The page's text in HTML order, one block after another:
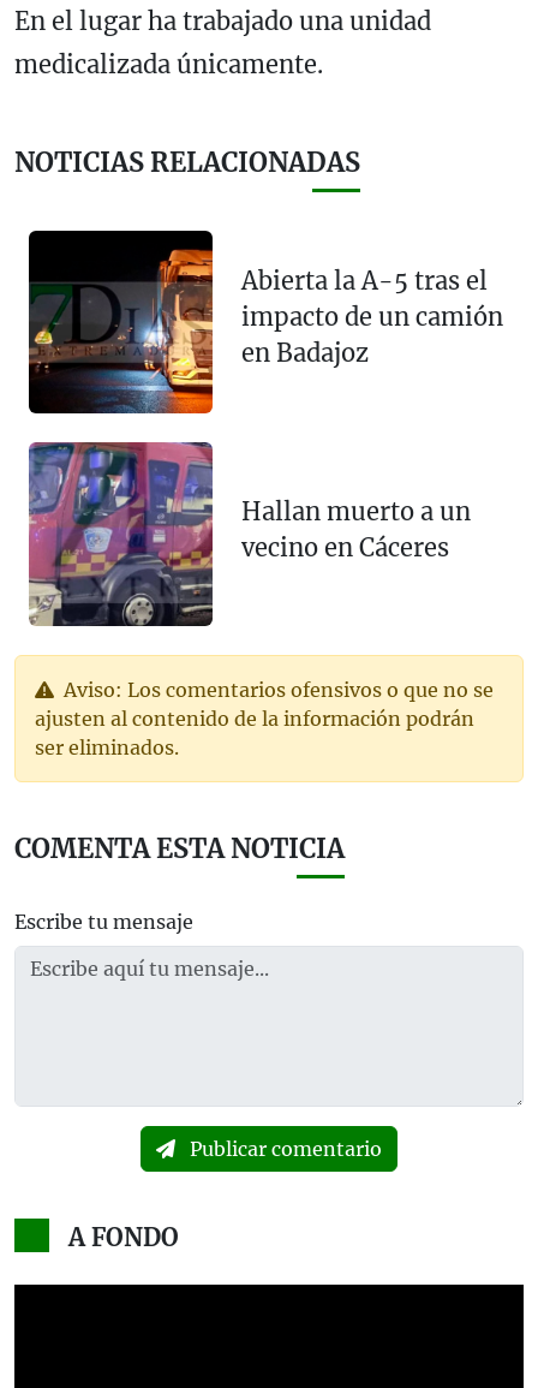
En el lugar ha trabajado una unidad
medicalizada únicamente.
NOTICIAS RELACIONADAS
Abierta la A-5 tras el
impacto de un camión
en Badajoz
Hallan muerto a un
vecino en Cáceres
Aviso: Los comentarios ofensivos o que no se
ajusten al contenido de la información podrán
ser eliminados.
COMENTA ESTA NOTICIA
Escribe tu mensaje
Publicar comentario
A FONDO